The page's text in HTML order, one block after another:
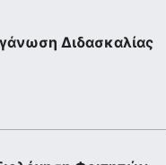
Διδασκαλίας